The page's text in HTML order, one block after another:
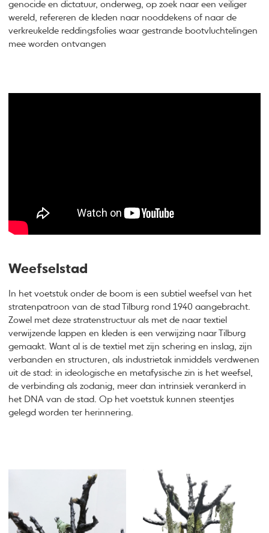
genocide en dictatuur, onderweg, op zoek naar een veiliger
wereld, refereren de kleden naar nooddekens of naar de
verkreukelde reddingsfolies waar gestrande bootvluchtelingen
mee worden ontvangen
Weefselstad
In het voetstuk onder de boom is een subtiel weefsel van het
stratenpatroon van de stad Tilburg rond 1940 aangebracht.
Zowel met deze stratenstructuur als met de naar textiel
verwijzende lappen en kleden is een verwijzing naar Tilburg
gemaakt. Want al is de textiel met zijn schering en inslag, zijn
verbanden en structuren, als industrietak inmiddels verdwenen
uit de stad: in ideologische en metafysische zin is het weefsel,
de verbinding als zodanig, meer dan intrinsiek verankerd in
het DNA van de stad. Op het voetstuk kunnen steentjes
gelegd worden ter herinnering.